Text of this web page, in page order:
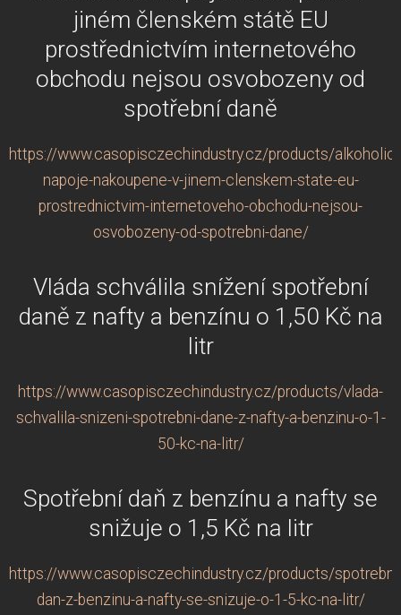
jiném členském státě EU
prostřednictvím internetového
obchodu nejsou osvobozeny od
spotřební daně
https://www.casopisczechindustry.cz/products/
napoje-nakoupene-v-jinem-clenskem-state-eu-
prostrednictvim-internetoveho-obchodu-nejsou-
osvobozeny-od-spotrebni-dane/
Vláda schválila snížení spotřební
daně z nafty a benzínu o 1,50 Kč na
litr
https://www.casopisczechindustry.cz/products/vlada-
schvalila-snizeni-spotrebni-dane-z-nafty-a-benzinu-o-1-
50-kc-na-litr/
Spotřební daň z benzínu a nafty se
snižuje o 1,5 Kč na litr
https://www.casopisczechindustry.cz/products/
dan-z-benzinu-a-nafty-se-snizuje-o-1-5-kc-na-litr/